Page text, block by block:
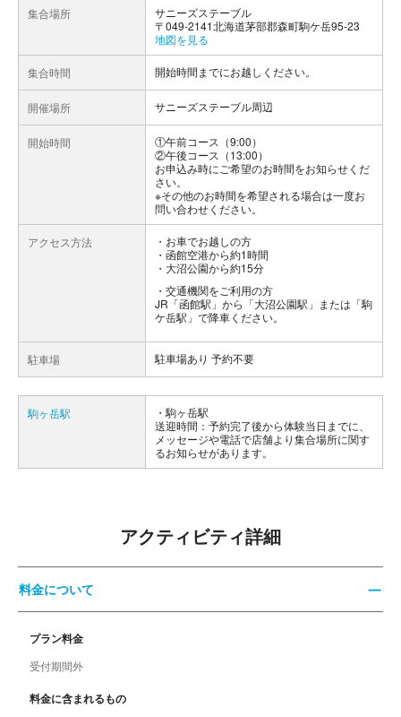
集合場所
サニーズステーブル
〒049-2141北海道茅部郡森町駒ケ岳95-23
地図を見る
集合時間 開始時間までにお越しください。
開催場所 サニーズステーブル周辺
開始時間
①午前コース（9:00）
②午後コース（13:00）
お申込み時にご希望のお時間をお知らせくだ
さい。
※その他のお時間を希望される場合は一度お
問い合わせください。
アクセス方法
お車でお越しの方
・函館空港から約1時間
・大沼公園から約15分
交通機関をご利用の方
JR「函館駅」から「大沼公園駅」または「駒
ケ岳駅」で降車ください。
駐車場 駐車場あり 予約不要
駒ヶ岳駅
駒ヶ岳駅
送迎時間：予約完了後から体験当日までに、
メッセージや電話で店舗より集合場所に関す
るお知らせがあります。
アクティビティ詳細
料金について
プラン料金
受付期間外
料金に含まれるもの